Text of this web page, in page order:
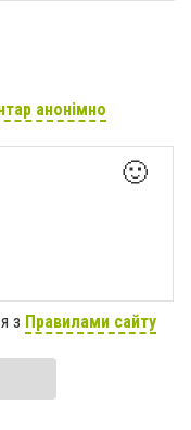
анонімно
🙂
з Правилами сайту